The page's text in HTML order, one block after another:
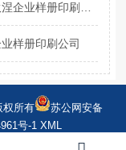
新能源企业品牌宣传样册印刷，选择狄涅企业样册印刷公司
样册印刷公司
权所有
苏公网安备
号-1 XML